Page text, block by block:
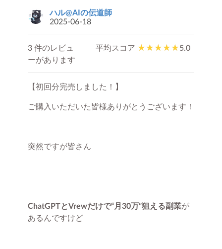
ハル@AIの伝道師
2025-06-18
3 件のレビュ
ーがあります
平均スコア 5.0
【初回分完売しました！】
ご購入いただいた皆様ありがとうございます！
突然ですが皆さん
ChatGPTとVrewだけで“月30万”狙える副業が
あるんですけど